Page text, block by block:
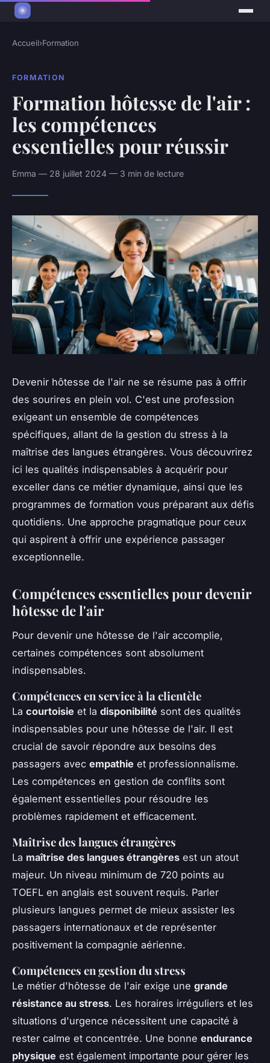
Accueil›Formation
FORMATION
Formation hôtesse de l'air :
les compétences
essentielles pour réussir
Emma — 28 juillet 2024 — 3 min de lecture
Devenir hôtesse de l'air ne se résume pas à offrir
des sourires en plein vol. C'est une profession
exigeant un ensemble de compétences
spécifiques, allant de la gestion du stress à la
maîtrise des langues étrangères. Vous découvrirez
ici les qualités indispensables à acquérir pour
exceller dans ce métier dynamique, ainsi que les
programmes de formation vous préparant aux défis
quotidiens. Une approche pragmatique pour ceux
qui aspirent à offrir une expérience passager
exceptionnelle.
Compétences essentielles pour devenir
hôtesse de l'air
Pour devenir une hôtesse de l'air accomplie,
certaines compétences sont absolument
indispensables.
Compétences en service à la clientèle
La courtoisie et la disponibilité sont des qualités
indispensables pour une hôtesse de l'air. Il est
crucial de savoir répondre aux besoins des
passagers avec empathie et professionnalisme.
Les compétences en gestion de conflits sont
également essentielles pour résoudre les
problèmes rapidement et efficacement.
Maîtrise des langues étrangères
La maîtrise des langues étrangères est un atout
majeur. Un niveau minimum de 720 points au
TOEFL en anglais est souvent requis. Parler
plusieurs langues permet de mieux assister les
passagers internationaux et de représenter
positivement la compagnie aérienne.
Compétences en gestion du stress
Le métier d'hôtesse de l'air exige une grande
résistance au stress. Les horaires irréguliers et les
situations d'urgence nécessitent une capacité à
rester calme et concentrée. Une bonne endurance
physique est également importante pour gérer les